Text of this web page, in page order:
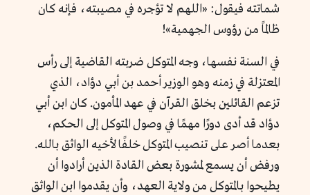
شماتته فيقول: «اللهم لا تؤجره في مصيبته، فإنه كان
ظالمًا من رؤوس الجهمية»!
في السنة نفسها، وجه المتوكل ضربته القاضية إلى رأس
المعتزلة في زمنه وهو الوزير أحمد بن أبي دؤاد، الذي
تزعم القائلين بخلق القرآن في عهد المأمون. كان ابن أبي
دؤاد قد أدى دورًا مهمًا في وصول المتوكل إلى الحكم،
بعدما أصر على تنصيب المتوكل خلفًا لأخيه الواثق بالله.
ورفض أن يسمع لمشورة بعض القادة الذين أرادوا أن
يطيحوا بالمتوكل من ولاية العهد، وأن يقدموا ابن الواثق